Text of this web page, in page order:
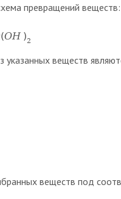
превращений веществ:
(OH )2
указанных веществ
веществ под